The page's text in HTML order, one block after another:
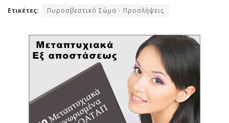
Ετικέτες: Πυροσβεστικό Σώμα - Προσλήψεις